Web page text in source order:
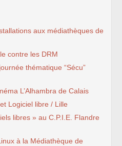
aux médiathèques de
contre les DRM
thématique “Sécu”
L’Alhambra de Calais
Logiciel libre / Lille
libres » au C.P.I.E. Flandre
à la Médiathèque de